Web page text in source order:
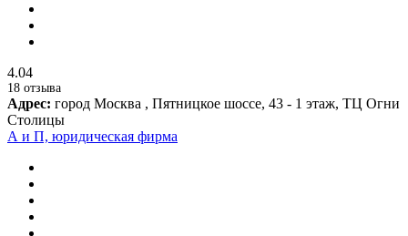
4.04
18 отзыва
Адрес: город Москва , Пятницкое шоссе, 43 - 1 этаж, ТЦ Огни
Столицы
А и П, юридическая фирма